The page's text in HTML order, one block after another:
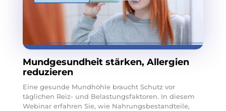
Mundgesundheit stärken, Allergien
reduzieren
Eine gesunde Mundhöhle braucht Schutz vor
täglichen Reiz- und Belastungsfaktoren. In diesem
Webinar erfahren Sie, wie Nahrungsbestandteile,